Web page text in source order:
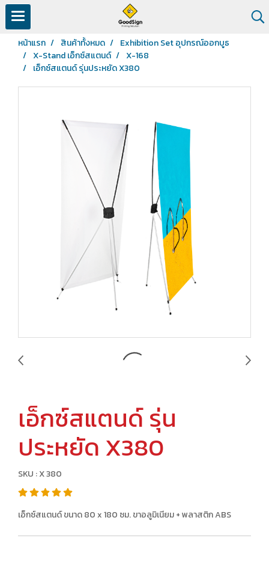
หน้าแรก สินค้าทั้งหมด
Exhibition Set อุปกรณ์ออกบูธ
X-Stand เอ็กซ์สแตนด์
X-168
เอ็กซ์สแตนด์ รุ่นประหยัด X380
เอ็กซ์สแตนด์ รุ่น
ประหยัด X380
SKU : X 380
เอ็กซ์สแตนด์ ขนาด 80 x 180 ซม. ขาอลูมิเนียม + พลาสติก ABS